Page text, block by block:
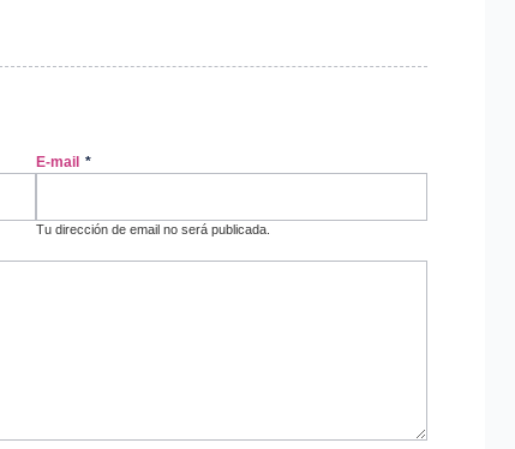
E-mail *
Tu dirección de email no será publicada.